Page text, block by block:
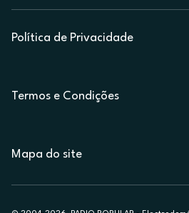
Política de Privacidade
Termos e Condições
Mapa do site